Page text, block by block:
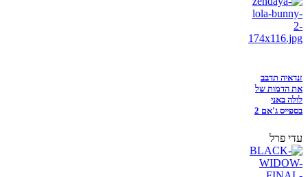
זנדאיה תדבב
את הדמות של
לולה באני
בספייס ג'אם 2
עדי פרל